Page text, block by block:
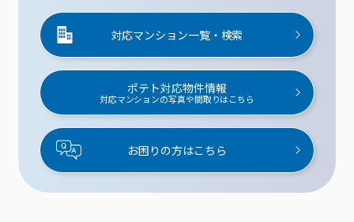
対応マンション一覧・検索
ポテト対応物件情報
対応マンションの写真や間取りはこちら
お困りの方はこちら